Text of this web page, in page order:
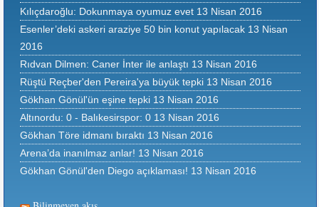
Kılıçdaroğlu: Dokunmaya oyumuz evet 13 Nisan 2016
Esenler’deki askeri araziye 50 bin konut yapılacak 13 Nisan
2016
Rıdvan Dilmen: Caner İnter ile anlaştı 13 Nisan 2016
Rüştü Reçber'den Pereira'ya büyük tepki 13 Nisan 2016
Gökhan Gönül'ün eşine tepki 13 Nisan 2016
Altınordu: 0 - Balıkesirspor: 0 13 Nisan 2016
Gökhan Töre idmanı bıraktı 13 Nisan 2016
Arena’da inanılmaz anlar! 13 Nisan 2016
Gökhan Gönül'den Diego açıklaması! 13 Nisan 2016